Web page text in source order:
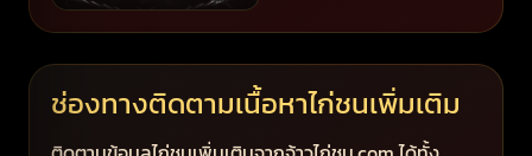
ช่องทางติดตามเนื้อหาไก่ชนเพิ่มเติม